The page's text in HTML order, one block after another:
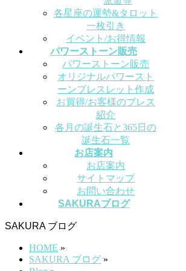
各星座の運勢&タロット
一枚引き
イベント/お得情報
パワーストーン販売
パワーストーン販売
オリジナルパワースト
ーンブレスレット作成
お買得/お客様のブレス
紹介
各月の誕生石と365日の
誕生石一覧
お店案内
お店案内
サイトマップ
お問い合わせ
SAKURAブログ
SAKURA ブログ
HOME »
SAKURA ブログ »